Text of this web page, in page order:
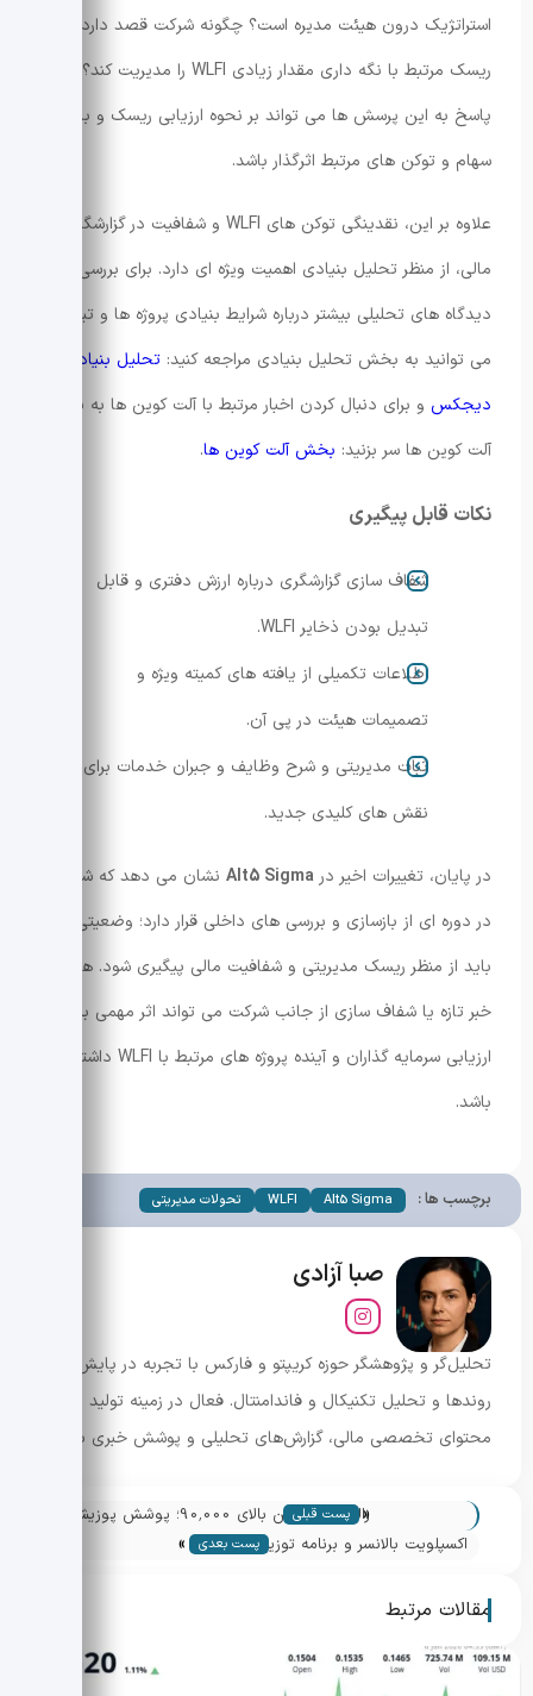
استراتژیک درون هیئت مدیره است؟ چگونه شرکت قصد دارد
ریسک مرتبط با نگه داری مقدار زیادی WLFI را مدیریت کند؟
پاسخ به این پرسش ها می تواند بر نحوه ارزیابی ریسک و بازده
سهام و توکن های مرتبط اثرگذار باشد.
علاوه بر این، نقدینگی توکن های WLFI و شفافیت در گزارشگری
مالی، از منظر تحلیل بنیادی اهمیت ویژه ای دارد. برای بررسی
دیدگاه های تحلیلی بیشتر درباره شرایط بنیادی پروژه ها و تیم ها،
می توانید به بخش تحلیل بنیادی مراجعه کنید: تحلیل بنیادی در
دیجکس و برای دنبال کردن اخبار مرتبط با آلت کوین ها به بخش
آلت کوین ها سر بزنید: بخش آلت کوین ها.
نکات قابل پیگیری
شفاف سازی گزارشگری درباره ارزش دفتری و قابل
تبدیل بودن ذخایر WLFI.
اطلاعات تکمیلی از یافته های کمیته ویژه و
تصمیمات هیئت در پی آن.
ثبات مدیریتی و شرح وظایف و جبران خدمات برای
نقش های کلیدی جدید.
در پایان، تغییرات اخیر در Alt5 Sigma نشان می دهد که شرکت
در دوره ای از بازسازی و بررسی های داخلی قرار دارد؛ وضعیتی که
باید از منظر ریسک مدیریتی و شفافیت مالی پیگیری شود. هرگونه
خبر تازه یا شفاف سازی از جانب شرکت می تواند اثر مهمی بر
ارزیابی سرمایه گذاران و آینده پروژه های مرتبط با WLFI داشته
باشد.
برچسب ها : Alt5 Sigma
WLFI تحولات مدیریتی
صبا آزادی
تحلیل‌گر و پژوهشگر حوزه کریپتو و فارکس با تجربه در پایش
روندها و تحلیل تکنیکال و فاندامنتال. فعال در زمینه تولید
محتوای تخصصی مالی، گزارش‌های تحلیلی و پوشش خبری بازار.
« پست قبلی
رالی بیت کوین بالای 90٬000؛ پوشش پوزیشن
ها و خرید در کف هااکسپلویت بالانسر و برنامه توزیع ۸ میلیون
پست بعدی »
مقالات مرتبط